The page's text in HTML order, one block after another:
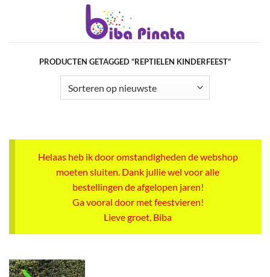
PRODUCTEN GETAGGED “REPTIELEN KINDERFEEST”
Helaas heb ik door omstandigheden de webshop
moeten sluiten. Dank jullie wel voor alle
bestellingen de afgelopen jaren!
Ga vooral door met feestvieren!
Lieve groet, Biba